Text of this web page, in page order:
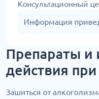
Консультационный
Информация
Препараты и
действия
Зашиться от